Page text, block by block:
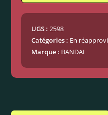
UGS :2598
Catégories : En
Marque : BANDAI